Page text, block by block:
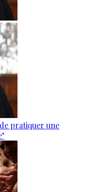
pratiquer une